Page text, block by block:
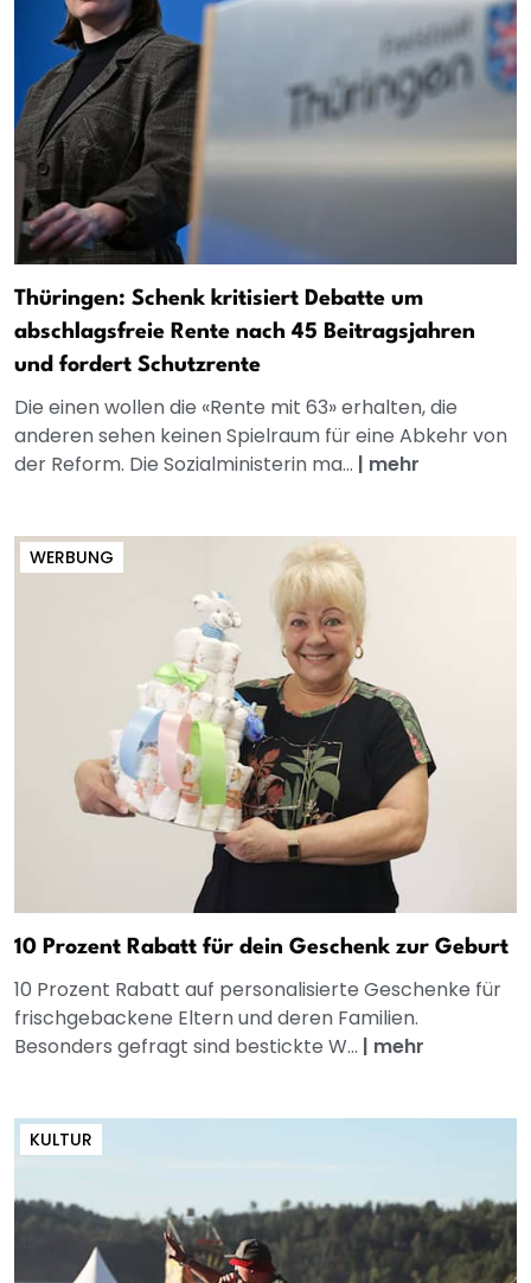
Thüringen: Schenk kritisiert Debatte um
abschlagsfreie Rente nach 45 Beitragsjahren
und fordert Schutzrente
Die einen wollen die «Rente mit 63» erhalten, die
anderen sehen keinen Spielraum für eine Abkehr von
der Reform. Die Sozialministerin ma... | mehr
WERBUNG
10 Prozent Rabatt für dein Geschenk zur Geburt
10 Prozent Rabatt auf personalisierte Geschenke für
frischgebackene Eltern und deren Familien.
Besonders gefragt sind bestickte W... | mehr
KULTUR